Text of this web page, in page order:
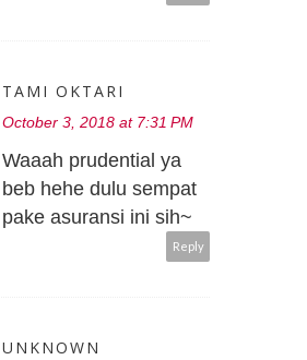
TAMI OKTARI
October 3, 2018 at 7:31 PM
Waaah prudential ya
beb hehe dulu sempat
pake asuransi ini sih~
Reply
UNKNOWN